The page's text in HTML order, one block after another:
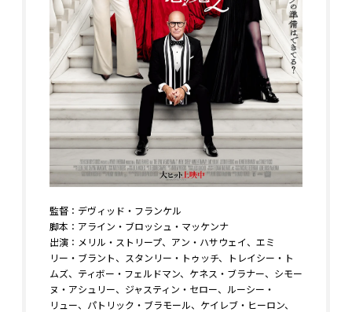
監督：デヴィッド・フランケル
脚本：アライン・ブロッシュ・マッケンナ
出演：メリル・ストリープ、アン・ハサウェイ、エミ
リー・ブラント、スタンリー・トゥッチ、トレイシー・ト
ムズ、ティボー・フェルドマン、ケネス・ブラナー、シモー
ヌ・アシュリー、ジャスティン・セロー、ルーシー・
リュー、パトリック・ブラモール、ケイレブ・ヒーロン、